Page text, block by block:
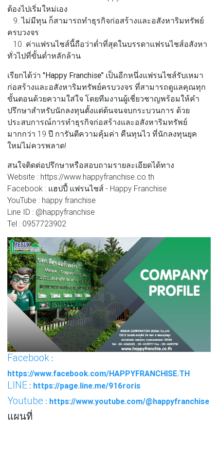
ต้องไปเริ่มใหม่เอง
9. ไม่มีทุน ก็สามารถทำธุรกิจก่อสร้างและอสังหาริมทรัพย์
ครบวงจร​
10. ค่าแฟรนไชส์นี้ถือว่าต่ำที่สุดในบรรดาแฟรนไชส์อสังหา
ทั่วไปที่ขั้นต่ำหลักล้าน​
เรียกได้ว่า "Happy Franchise" เป็นอีกหนึ่งแฟรนไชส์รับเหมา
ก่อสร้างและอสังหาริมทรัพย์ครบวงจร ที่สามารถดูแลคุณทุก
ขั้นตอนด้วยความใส่ใจ โดยทีมงานผู้เชี่ยวชาญพร้อมให้คำ
ปรึกษาสำหรับนักลงทุนตั้งแต่ต้นจนจบกระบวนการ ด้วย
ประสบการณ์การทำธุรกิจก่อสร้างและอสังหาริมทรัพย์
มากกว่า 19 ปี การันตีความคุ้มค่า คืนทุนไว ที่นักลงทุนยุค
ใหม่ไม่ควรพลาด!
สนใจติดต่อปรึกษาหรือสอบถามรายละเอียดได้ทาง
Website : https://www.happyfranchise.co.th
Facebook : แฮปปี้ แฟรนไชส์ - Happy Franchise
YouTube : happy franchise
Line ID : @happyfranchise
Tel : 0957723902
Facebook :
https://www.facebook.com/HAPPYFRANCHISE.TH
LINE : https://page.line.me/916roris
Youtube : https://www.youtube.com/@happyfranchise
แผนที่